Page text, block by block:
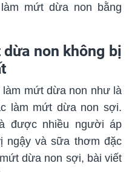
mứt dừa non bằng
non không bị
làm mứt dừa non như là
làm mứt dừa non sợi.
được nhiều người áp
ngậy và sữa thơm đặc
dừa non sợi, bài viết